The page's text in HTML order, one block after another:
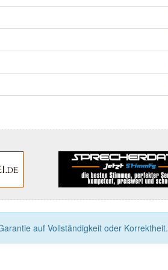
auf Vollständigkeit oder Korrektheit.